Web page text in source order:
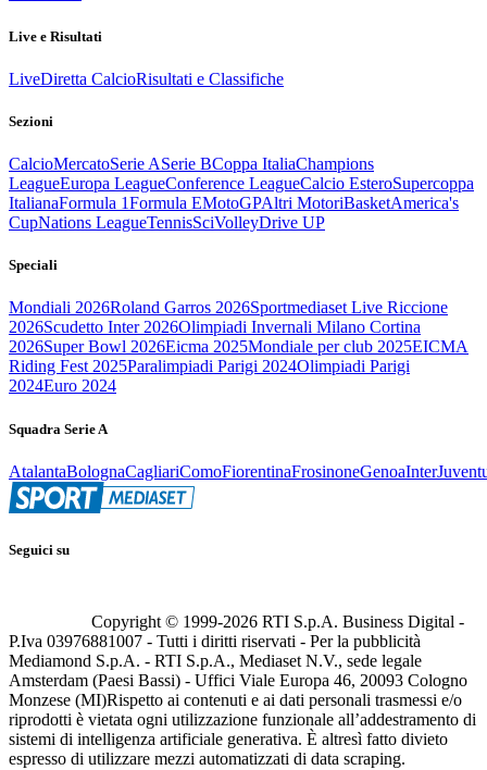
Live e Risultati
LiveDiretta CalcioRisultati e Classifiche
Sezioni
CalcioMercatoSerie ASerie BCoppa ItaliaChampions
LeagueEuropa LeagueConference LeagueCalcio EsteroSupercoppa
ItalianaFormula 1Formula EMotoGPAltri MotoriBasketAmerica's
CupNations LeagueTennisSciVolleyDrive UP
Speciali
Mondiali 2026Roland Garros 2026Sportmediaset Live Riccione
2026Scudetto Inter 2026Olimpiadi Invernali Milano Cortina
2026Super Bowl 2026Eicma 2025Mondiale per club 2025EICMA
Riding Fest 2025Paralimpiadi Parigi 2024Olimpiadi Parigi
2024Euro 2024
Squadra Serie A
AtalantaBolognaCagliariComoFiorentinaFrosinoneGenoaInter
Seguici su
Copyright © 1999-2026 RTI S.p.A. Business Digital -
P.Iva 03976881007 - Tutti i diritti riservati - Per la pubblicità
Mediamond S.p.A. - RTI S.p.A., Mediaset N.V., sede legale
Amsterdam (Paesi Bassi) - Uffici Viale Europa 46, 20093 Cologno
Monzese (MI)Rispetto ai contenuti e ai dati personali trasmessi e/o
riprodotti è vietata ogni utilizzazione funzionale all’addestramento di
sistemi di intelligenza artificiale generativa. È altresì fatto divieto
espresso di utilizzare mezzi automatizzati di data scraping.